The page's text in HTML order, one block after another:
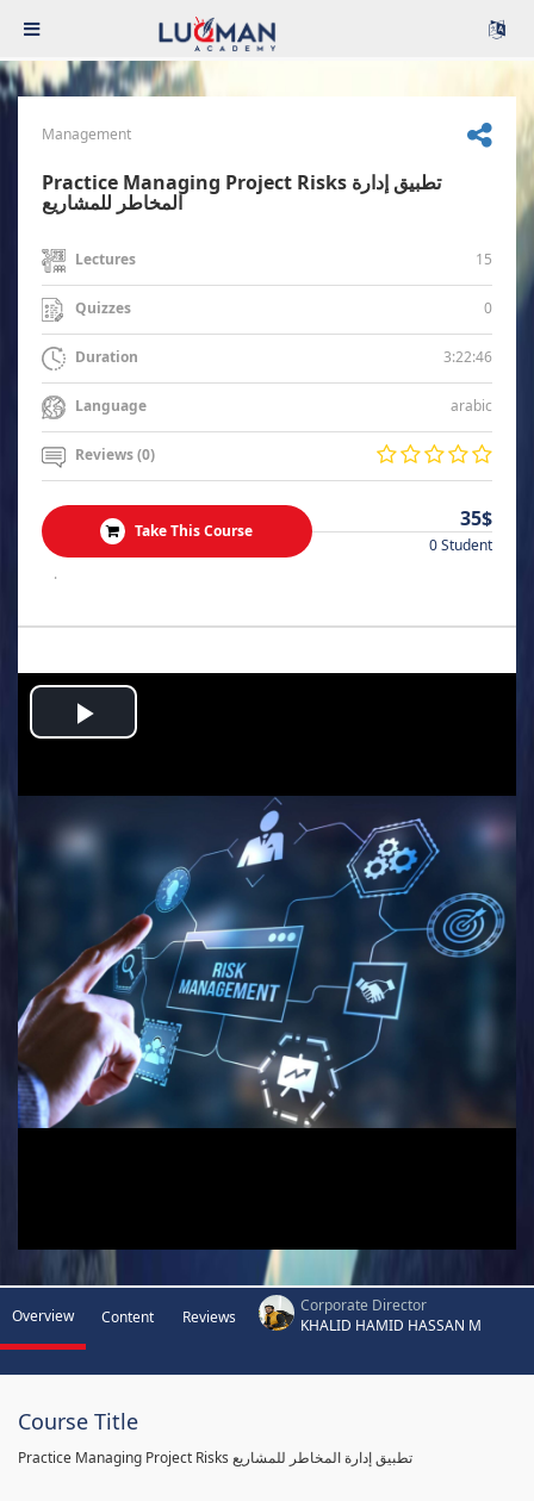
Management
Practice Managing Project Risks تطبيق إدارة
المخاطر للمشاريع
Lectures 15
Quizzes 0
Duration 3:22:46
Language arabic
Reviews (0)
Take This Course 35$
0 Student
.
Play
Video
Overview Content Reviews
Corporate Director
KHALID HAMID HASSAN M
Course Title
Practice Managing Project Risks تطبيق إدارة المخاطر للمشاريع